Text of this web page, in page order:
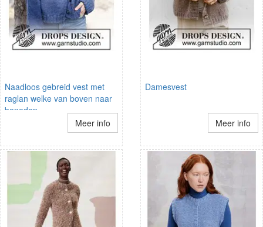
Naadloos gebreid vest met
raglan welke van boven naar
beneden
Meer info
Damesvest
Meer info